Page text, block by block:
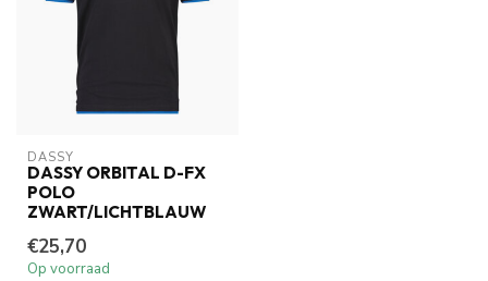
DASSY
DASSY ORBITAL D-FX
POLO
ZWART/LICHTBLAUW
€25,70
Op voorraad